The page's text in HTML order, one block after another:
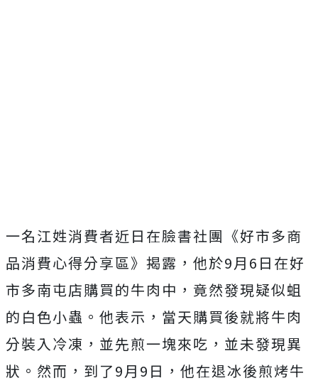
一名江姓消費者近日在臉書社團《好市多商
品消費心得分享區》揭露，他於9月6日在好
市多南屯店購買的牛肉中，竟然發現疑似蛆
的白色小蟲。他表示，當天購買後就將牛肉
分裝入冷凍，並先煎一塊來吃，並未發現異
狀。然而，到了9月9日，他在退冰後煎烤牛